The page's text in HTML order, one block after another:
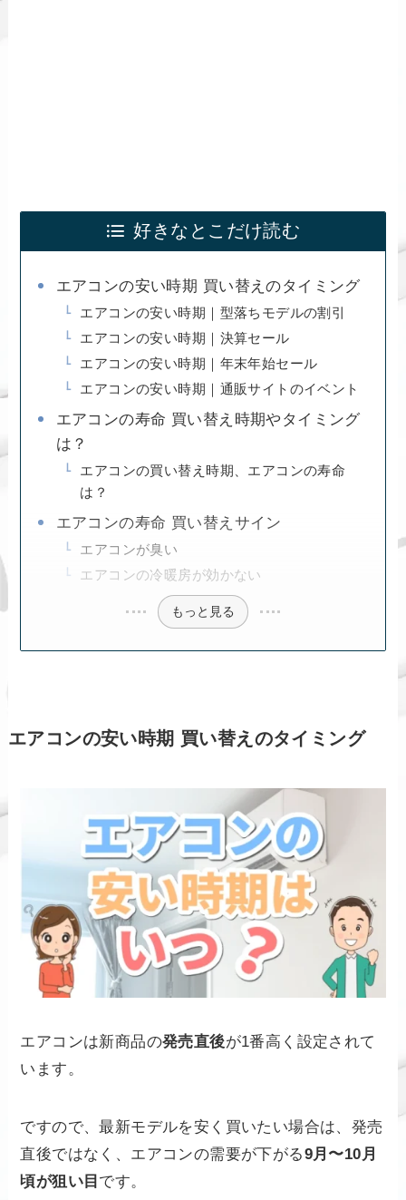
好きなとこだけ読む
エアコンの安い時期 買い替えのタイミング
エアコンの安い時期｜型落ちモデルの割引
エアコンの安い時期｜決算セール
エアコンの安い時期｜年末年始セール
エアコンの安い時期｜通販サイトのイベント
エアコンの寿命 買い替え時期やタイミング
は？
エアコンの買い替え時期、エアコンの寿命
は？
エアコンの寿命 買い替えサイン
エアコンが臭い
エアコンの冷暖房が効かない
もっと見る
エアコンの安い時期 買い替えのタイミング
エアコンは新商品の発売直後が1番高く設定されて
います。
ですので、最新モデルを安く買いたい場合は、発売
直後ではなく、エアコンの需要が下がる9月〜10月
頃が狙い目 です。